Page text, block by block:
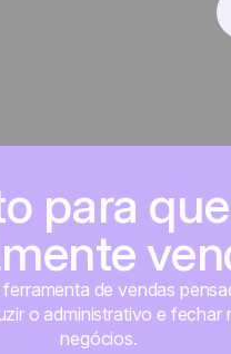
para
de vendas
o administrativo e fechar
negócios.